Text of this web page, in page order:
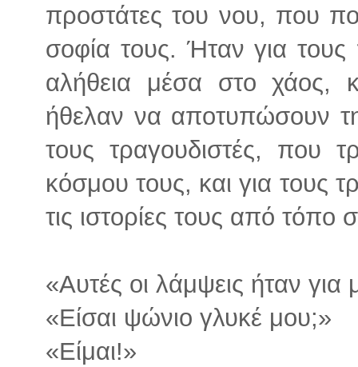
προστάτες του νου, που
σοφία τους. Ήταν για
αλήθεια μέσα στο χάος,
ήθελαν να αποτυπώσουν
τους τραγουδιστές, που
κόσμου τους, και για τους
τις ιστορίες τους από τόπο
«Αυτές οι λάμψεις ήταν για
«Είσαι ψώνιο γλυκέ μου;»
«Είμαι!»